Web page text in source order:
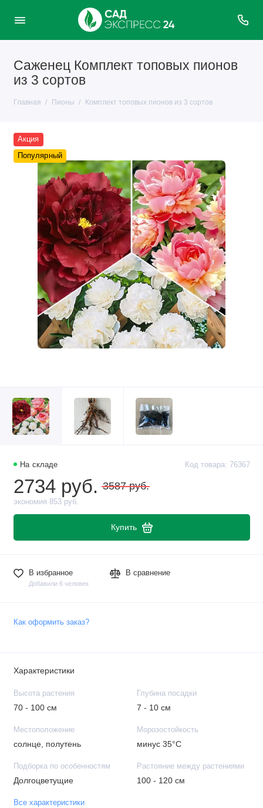
Саженец Комплект топовых пионов
из 3 сортов
Главная Пионы Комплект топовых пионов из 3 сортов
Акция
Популярный
На складе Код товара: 76367
2734 руб. 3587 руб.
экономия 853 руб.
Купить
В избранное
Добавили 6 человек
В сравнение
Как оформить заказ?
Характеристики
Высота растения
70 - 100 см
Глубина посадки
7 - 10 см
Местоположение
солнце, полутень
Морозостойкость
минус 35°C
Подборка по особенностям
Долгоцветущие
Растояние между растениями
100 - 120 см
Все характеристики